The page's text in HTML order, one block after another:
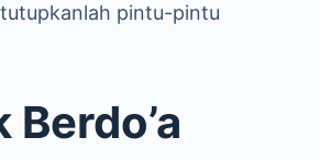
pintu-pintu
Berdo’a